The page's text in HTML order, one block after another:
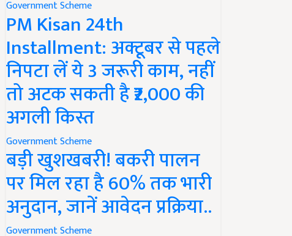
Government Scheme
PM Kisan 24th
Installment: अक्टूबर से पहले
निपटा लें ये 3 जरूरी काम, नहीं
तो अटक सकती है ₹2,000 की
अगली किस्त
Government Scheme
बड़ी खुशखबरी! बकरी पालन
पर मिल रहा है 60% तक भारी
अनुदान, जानें आवेदन प्रक्रिया..
Government Scheme